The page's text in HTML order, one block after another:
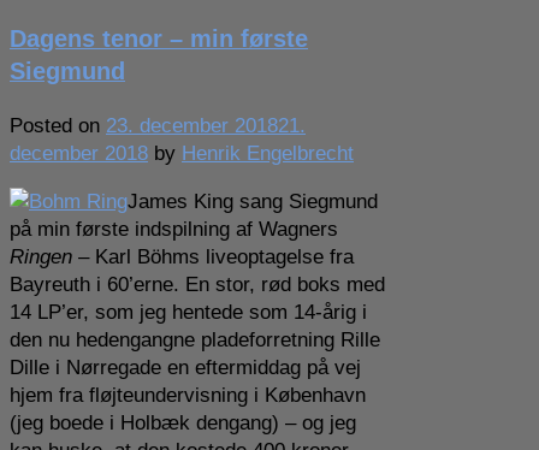
fra
Dagens tenor – min første
Siegmund
Posted on 23. december 201821.
december 2018 by Henrik Engelbrecht
James King sang Siegmund
på min første indspilning af Wagners
Ringen – Karl Böhms liveoptagelse fra
Bayreuth i 60’erne. En stor, rød boks med
14 LP’er, som jeg hentede som 14-årig i
den nu hedengangne pladeforretning Rille
Dille i Nørregade en eftermiddag på vej
hjem fra fløjteundervisning i København
(jeg boede i Holbæk dengang) – og jeg